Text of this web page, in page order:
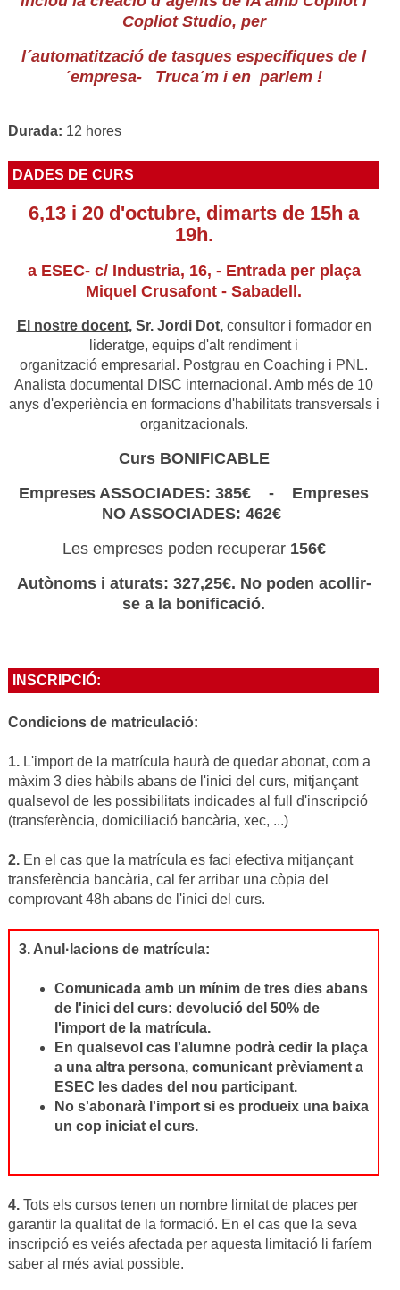
Copliot Studio, per
l´automatització de tasques especifiques de l
´empresa- Truca´m i en parlem !
Durada: 12 hores
DADES DE CURS
6,13 i 20 d'octubre, dimarts de 15h a
19h.
a ESEC- c/ Industria, 16, - Entrada per plaça
Miquel Crusafont - Sabadell.
El nostre docent, Sr. Jordi Dot, consultor i formador en
lideratge, equips d'alt rendiment i
organització empresarial. Postgrau en Coaching i PNL.
Analista documental DISC internacional. Amb més de 10
anys d'experiència en formacions d'habilitats transversals i
organitzacionals.
Curs BONIFICABLE
Empreses ASSOCIADES: 385€ - Empreses
NO ASSOCIADES: 462€
Les empreses poden recuperar156€
Autònoms i aturats: 327,25€. No poden acollir-
se a la bonificació.
INSCRIPCIÓ:
Condicions de matriculació:
1. L'import de la matrícula haurà de quedar abonat, com a
màxim 3 dies hàbils abans de l'inici del curs, mitjançant
qualsevol de les possibilitats indicades al full d'inscripció
(transferència, domiciliació bancària, xec, ...)
2. En el cas que la matrícula es faci efectiva mitjançant
transferència bancària, cal fer arribar una còpia del
comprovant 48h abans de l'inici del curs.
3. Anul·lacions de matrícula:
Comunicada amb un mínim de tres dies abans
de l'inici del curs: devolució del 50% de
l'import de la matrícula.
En qualsevol cas l'alumne podrà cedir la plaça
a una altra persona, comunicant prèviament a
ESEC les dades del nou participant.
No s'abonarà l'import si es produeix una baixa
un cop iniciat el curs.
4. Tots els cursos tenen un nombre limitat de places per
garantir la qualitat de la formació. En el cas que la seva
inscripció es veiés afectada per aquesta limitació li faríem
saber al més aviat possible.